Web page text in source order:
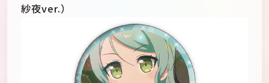
紗夜ver.）